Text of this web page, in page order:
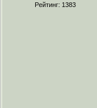
Рейтинг: 1383